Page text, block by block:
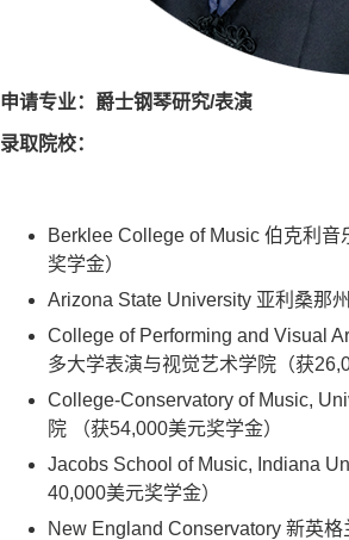
申请专业：爵士钢琴研究/表演
录取院校：
Berklee College of Music 伯克利
奖学金）
Arizona State University 亚利桑那
College of Performing and Visual
多大学表演与视觉艺术学院 （获
College-Conservatory of Music,
院
（获54,000美元奖学金）
Jacobs School of Music, Indiana
40,000美元奖学金）
New England Conservatory 新英格